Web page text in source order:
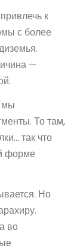
к
с более
—
мы
То там,
так что
форме
Но
во